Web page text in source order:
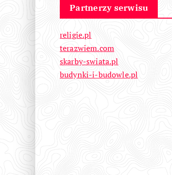
Partnerzy serwisu
religie.pl
terazwiem.com
skarby-swiata.pl
budynki-i-budowle.pl